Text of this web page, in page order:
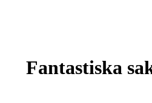
Fantastiska